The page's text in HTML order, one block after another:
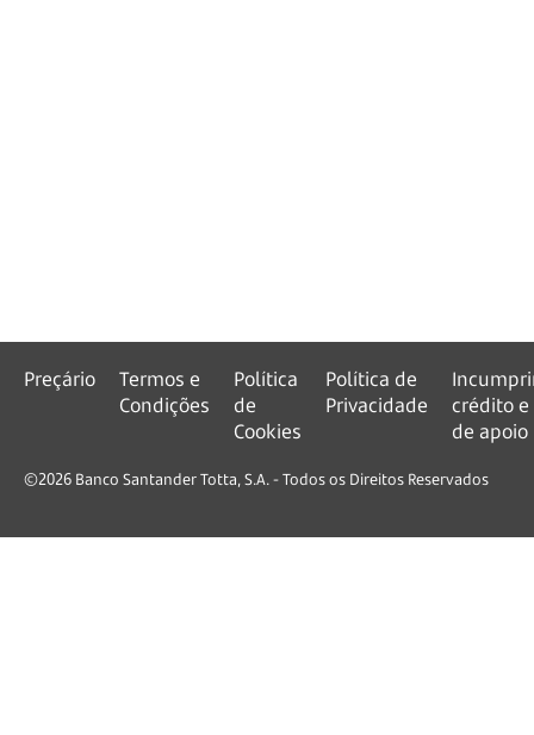
Preçário
Termos e
Condições
Política
de
Cookies
Política de
Privacidade
crédito e
de apoio
©2026 Banco Santander Totta, S.A. - Todos os Direitos Reservados